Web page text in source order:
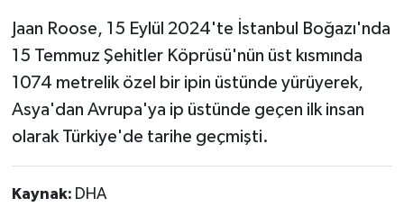
Jaan Roose, 15 Eylül 2024'te İstanbul Boğazı'nda
15 Temmuz Şehitler Köprüsü'nün üst kısmında
1074 metrelik özel bir ipin üstünde yürüyerek,
Asya'dan Avrupa'ya ip üstünde geçen ilk insan
olarak Türkiye'de tarihe geçmişti.
Kaynak: DHA